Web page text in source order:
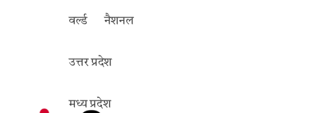
वर्ल्ड नैशनल
उत्तर प्रदेश
मध्य प्रदेश